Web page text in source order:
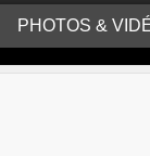
PHOTOS &